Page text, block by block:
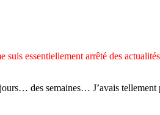
essentiellement arrêté des
des semaines… J’avais tellement